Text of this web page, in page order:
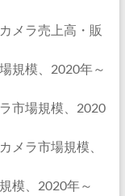
メラ売上高・販
規模、2020年～
市場規模、2020
ラ市場規模、
模、2020年～